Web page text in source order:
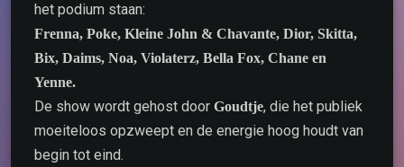
het podium staan:
Frenna, Poke, Kleine John & Chavante, Dior, Skitta,
Bix, Daims, Noa, Violaterz, Bella Fox, Chane en
Yenne.
De show wordt gehost door Goudtje, die het publiek
moeiteloos opzweept en de energie hoog houdt van
begin tot eind.